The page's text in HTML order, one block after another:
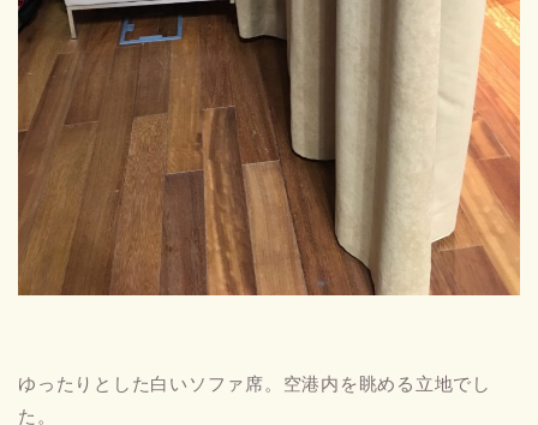
ゆったりとした白いソファ席。空港内を眺める立地でし
た。